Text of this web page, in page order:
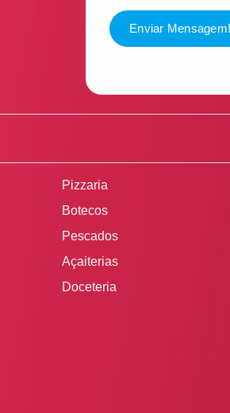
Enviar Mensagem!
Pizzaria
Botecos
Pescados
Açaiterias
Doceteria